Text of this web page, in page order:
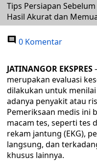
Tips Persiapan
Hasil Akurat dan
0 Komentar
JATINANGOR EKSPRES
merupakan evaluasi
dilakukan untuk
adanya penyakit atau
Pemeriksaan medis ini
macam tes, seperti tes
rekam jantung (EKG),
langsung, dan
khusus lainnya.